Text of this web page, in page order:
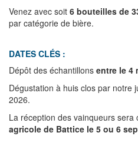
Venez avec soit 6 bouteilles de
par catégorie de bière.
DATES CLÉS :
Dépôt des échantillons entre le 4
Dégustation à huis clos par notre
2026.
La réception des vainqueurs sera
agricole de Battice le 5 ou 6